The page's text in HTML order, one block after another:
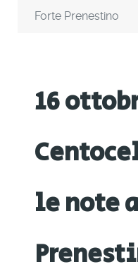
Forte Prenestino
16
le note